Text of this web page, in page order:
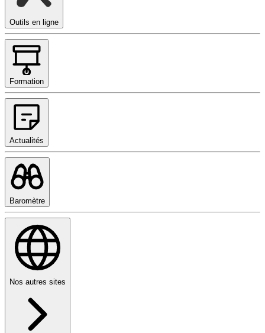
Outils en ligne
Formation
Actualités
Baromètre
Nos autres sites